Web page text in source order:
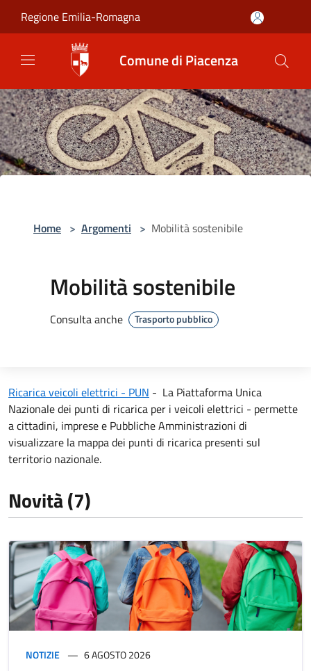
Regione Emilia-Romagna
Comune di Piacenza
Home > Argomenti > Mobilità sostenibile
Mobilità sostenibile
Consulta anche Trasporto pubblico
Ricarica veicoli elettrici - PUN - La Piattaforma Unica
Nazionale dei punti di ricarica per i veicoli elettrici - permette
a cittadini, imprese e Pubbliche Amministrazioni di
visualizzare la mappa dei punti di ricarica presenti sul
territorio nazionale.
Novità (7)
NOTIZIE 6 AGOSTO 2026